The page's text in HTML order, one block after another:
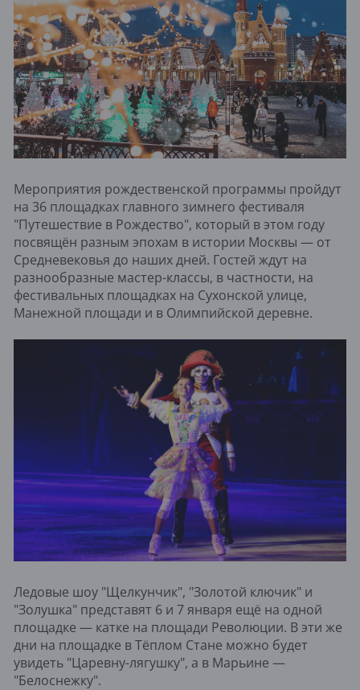
Мероприятия рождественской программы пройдут
на 36 площадках главного зимнего фестиваля
"Путешествие в Рождество", который в этом году
посвящён разным эпохам в истории Москвы — от
Средневековья до наших дней. Гостей ждут на
разнообразные мастер-классы, в частности, на
фестивальных площадках на Сухонской улице,
Манежной площади и в Олимпийской деревне.
Ледовые шоу "Щелкунчик", "Золотой ключик" и
"Золушка" представят 6 и 7 января ещё на одной
площадке — катке на площади Революции. В эти же
дни на площадке в Тёплом Стане можно будет
увидеть "Царевну-лягушку", а в Марьине —
"Белоснежку".